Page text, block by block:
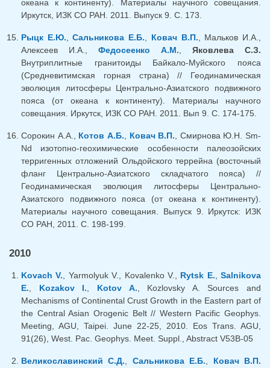
океана к континенту). Материалы научного совещания.
Иркутск, ИЗК СО РАН. 2011. Выпуск 9. С. 173.
Рыцк Е.Ю. ,Сальникова Е.Б. Ковач В.П. , Мальков И.А.,
Алексеев И.А., Федосеенко А.М.
Яковлева С.З.
Внутриплитные гранитоиды Байкало-Муйского пояса
(Средневитимская горная страна) // Геодинамическая
эволюция литосферы Центрально-Азиатского подвижного
пояса (от океана к континенту). Материалы научного
совещания. Иркутск, ИЗК СО РАН. 2011. Вып 9. С. 174-175.
Сорокин А.А., Котов А.Б. Ковач В.П. , Смирнова Ю.Н. Sm-
Nd изотопно-геохимические особенности палеозойских
терригенных отложений Ольдойского террейна (восточный
фланг Центрально-Азиатского складчатого пояса) //
Геодинамическая эволюция литосферы Центрально-
Азиатского подвижного пояса (от океана к континенту).
Материалы научного совещания. Выпуск 9. Иркутск: ИЗК
СО РАН, 2011. С. 198-199.
2010
Kovach V., Yarmolyuk V., Kovalenko V., Rytsk E., Salnikova
E., Kozakov I., Kotov A., Kozlovsky A. Sources and
Mechanisms of Continental Crust Growth in the Eastern part of
the Central Asian Orogenic Belt // Western Pacific Geophys.
Meeting, AGU, Taipei. June 22-25, 2010. Eos Trans. AGU,
91(26), West. Pac. Geophys. Meet. Suppl., Abstract V53B-05
Великославинский С.Д., Сальникова Е.Б., Ковач В.П.